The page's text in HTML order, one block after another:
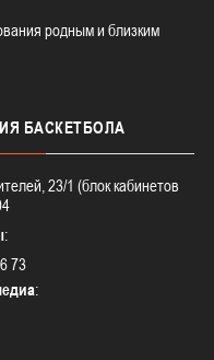
родным и близким
БАСКЕТБОЛА
23/1 (блок кабинетов
:
73
: